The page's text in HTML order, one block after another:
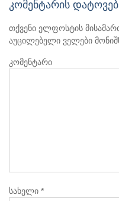
კომენტარის
თქვენი ელფოსტის
აუცილებელი ველები
კომენტარი
სახელი *